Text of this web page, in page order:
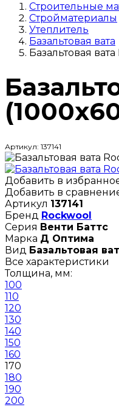
Строительные
Стройматериалы
Утеплитель
Базальтовая вата
Базальтовая
Артикул: 137141
Добавить в
Добавить в
Артикул 137141
Бренд Rockwool
Серия Венти Баттс
Марка Д Оптима
Вид Базальтовая
Все характеристики
Толщина, мм:
100
110
120
130
140
150
160
170
180
190
200